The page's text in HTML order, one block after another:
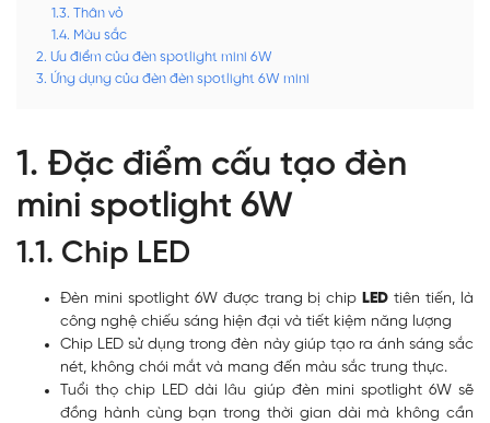
1.3. Thân vỏ
1.4. Màu sắc
2. Ưu điểm của đèn spotlight mini 6W
3. Ứng dụng của đèn đèn spotlight 6W mini
1. Đặc điểm cấu tạo đèn
mini spotlight 6W
1.1. Chip LED
Đèn mini spotlight 6W được trang bị chip LED tiên tiến, là
công nghệ chiếu sáng hiện đại và tiết kiệm năng lượng
Chip LED sử dụng trong đèn này giúp tạo ra ánh sáng sắc
nét, không chói mắt và mang đến màu sắc trung thực.
Tuổi thọ chip LED dài lâu giúp đèn mini spotlight 6W sẽ
đồng hành cùng bạn trong thời gian dài mà không cần